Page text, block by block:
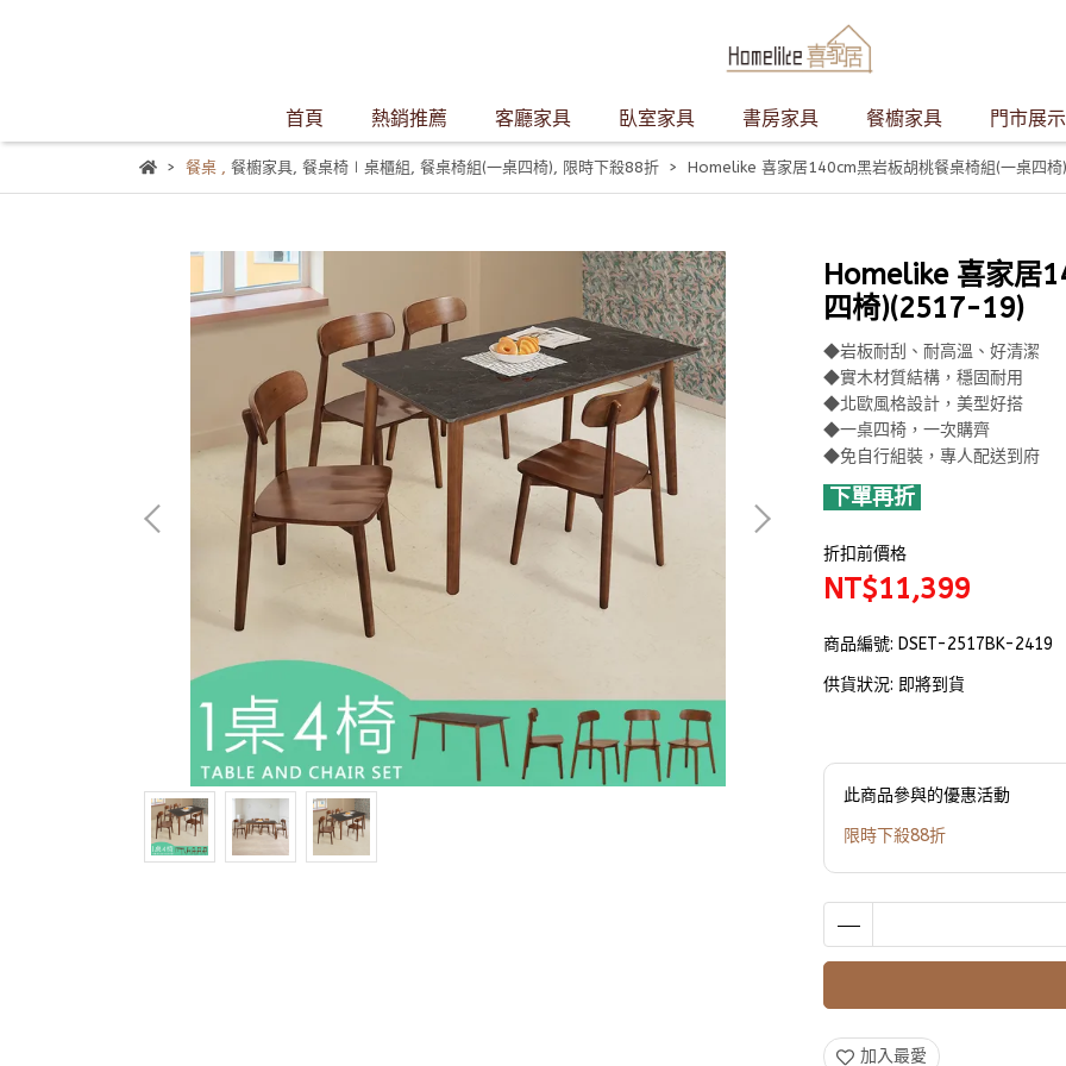
首頁 熱銷推薦 客廳家具 臥室家具 書房家具 餐櫥家具 門市展示
餐桌, 餐櫥家具, 餐桌椅∣桌櫃組 , 餐桌椅組(一桌四椅), 限時下殺88折 Homelike 喜家居140cm黑岩板胡桃餐桌椅組(一桌四
Homelike 喜家居
四椅)(2517-19)
◆岩板耐刮、耐高溫、好清潔
◆實木材質結構，穩固耐用
◆北歐風格設計，美型好搭
◆一桌四椅，一次購齊
◆免自行組裝，專人配送到府
下單再折
折扣前價格
NT$11,399
商品編號: DSET-2517BK-2419
供貨狀況: 即將到貨
此商品參與的優惠活動
限時下殺88折
加入最愛